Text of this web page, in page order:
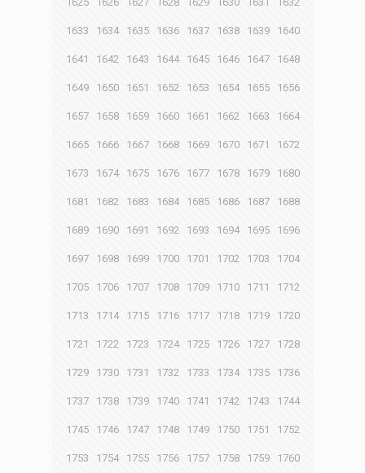
1633 1634 1635 1636 1637 1638 1639 1640
1641 1642 1643 1644 1645 1646 1647 1648
1649 1650 1651 1652 1653 1654 1655 1656
1657 1658 1659 1660 1661 1662 1663 1664
1665 1666 1667 1668 1669 1670 1671 1672
1673 1674 1675 1676 1677 1678 1679 1680
1681 1682 1683 1684 1685 1686 1687 1688
1689 1690 1691 1692 1693 1694 1695 1696
1697 1698 1699 1700 1701 1702 1703 1704
1705 1706 1707 1708 1709 1710 1711 1712
1713 1714 1715 1716 1717 1718 1719 1720
1721 1722 1723 1724 1725 1726 1727 1728
1729 1730 1731 1732 1733 1734 1735 1736
1737 1738 1739 1740 1741 1742 1743 1744
1745 1746 1747 1748 1749 1750 1751 1752
1753 1754 1755 1756 1757 1758 1759 1760